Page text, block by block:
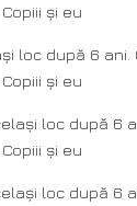
și eu
loc după 6 ani.
și eu
loc după 6
și eu
loc după 6